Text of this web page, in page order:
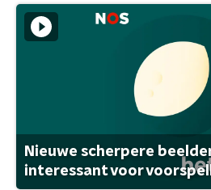
Nieuwe scherpere
interessant voor